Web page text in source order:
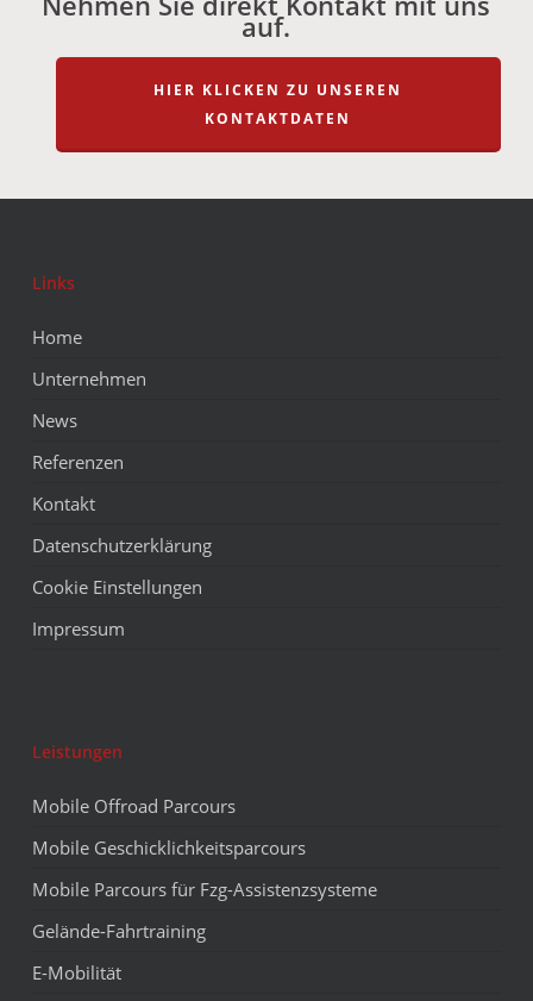
auf.
HIER KLICKEN ZU UNSEREN
KONTAKTDATEN
Links
Home
Unternehmen
News
Referenzen
Kontakt
Datenschutzerklärung
Cookie Einstellungen
Impressum
Leistungen
Mobile Offroad Parcours
Mobile Geschicklichkeitsparcours
Mobile Parcours für Fzg-Assistenzsysteme
Gelände-Fahrtraining
E-Mobilität